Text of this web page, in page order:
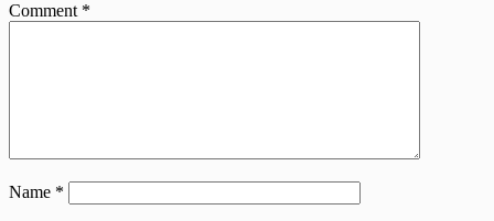
Comment *
Name *